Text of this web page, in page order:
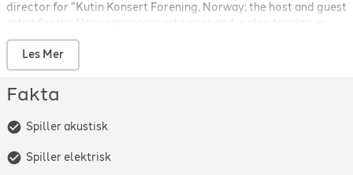
director for “Kutin Konsert Forening, Norway; the host and guest
artist for the Norwegian concert series and is also touring in
Sweden, Denmark, Germany and Austria. In addition to his solo
career, Kiril enjoys performing in collaboration with other
classical and contemporary instrumentalists, composers,
singers, and dancers. In the past, he has participated in various
festivals, such as the ”Onsdagkonsert i Frue” in 2016, in which he
participated as an organizer. Additionally, he is an active
participant in several annual festivals, such as the “Den
gjenfundne tid”, which takes place in the Institut français of
Stavanger (2017), the Hålmgårdfestivalen in Oslo (2018), and
Les Mer
Fakta
Spiller akustisk
Spiller elektrisk